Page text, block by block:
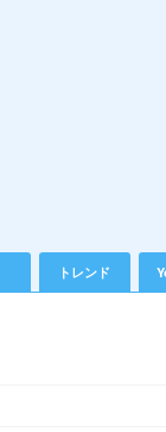
トレンド